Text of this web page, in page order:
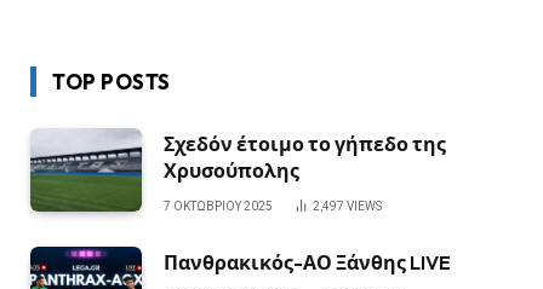
TOP POSTS
Σχεδόν έτοιμο το γήπεδο της
Χρυσούπολης
7 ΟΚΤΩΒΡΊΟΥ 2025 2,497 VIEWS
Πανθρακικός-ΑΟ Ξάνθης LIVE